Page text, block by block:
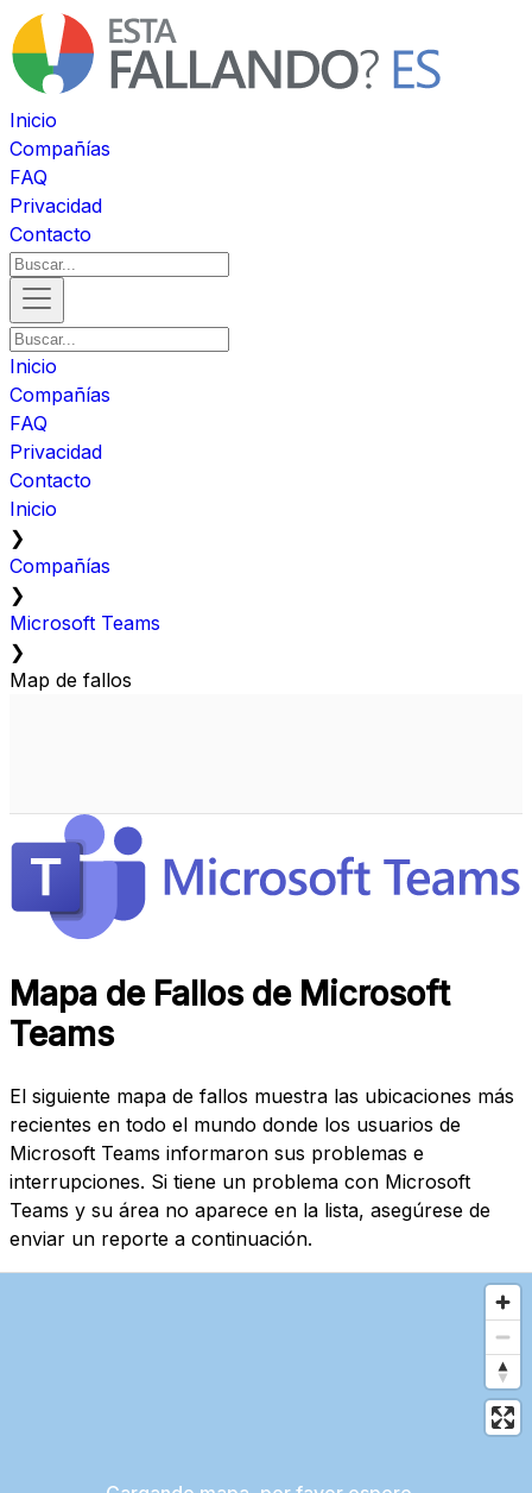
Inicio
Compañías
FAQ
Privacidad
Contacto
Inicio
Compañías
FAQ
Privacidad
Contacto
Inicio
❯
Compañías
❯
Microsoft Teams
❯
Map de fallos
Mapa de Fallos de Microsoft
Teams
El siguiente mapa de fallos muestra las ubicaciones más
recientes en todo el mundo donde los usuarios de
Microsoft Teams informaron sus problemas e
interrupciones. Si tiene un problema con Microsoft
Teams y su área no aparece en la lista, asegúrese de
enviar un reporte a continuación.